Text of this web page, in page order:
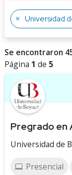
Universidad
Se encontraron
Página 1 de 5
Pregrado en
Universidad de
Presencial